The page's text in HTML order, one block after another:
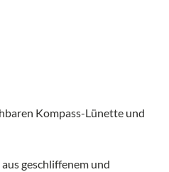
Kompass-Lünette und
geschliffenem und